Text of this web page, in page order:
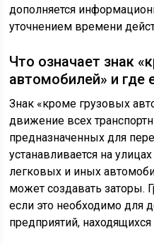
дополняется
уточнением времени
Что означает знак
автомобилей» и где
Знак «кроме грузовых
движение всех
предназначенных для
устанавливается на
легковых и иных
может создавать заторы.
если это необходимо для
предприятий, находящихся